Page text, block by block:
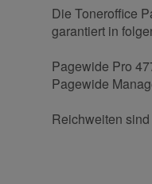
Die Toneroffice
garantiert in
Pagewide Pro
Pagewide
Reichweiten